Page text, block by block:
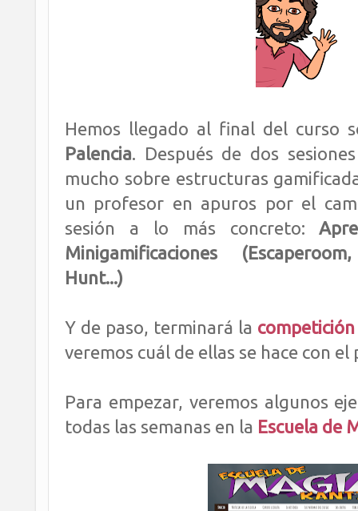
Hemos llegado al final del curso
Palencia. Después de dos
mucho sobre estructuras
un profesor en apuros por el
sesión a lo más concreto:
Minigamificaciones
Hunt...)
Y de paso, terminará la
veremos cuál de ellas se hace con el
Para empezar, veremos algunos
todas las semanas en la Escuela de